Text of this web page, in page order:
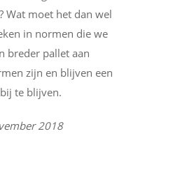
Wat moet het dan wel
in normen die we
breder pallet aan
zijn en blijven een
te blijven.
2018